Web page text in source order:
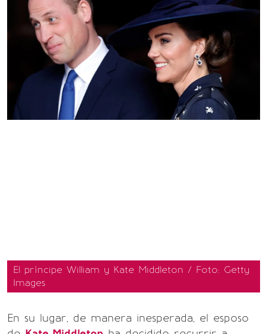
El príncipe William y Kate Middleton / Foto: Getty
Images
En su lugar, de manera inesperada, el esposo